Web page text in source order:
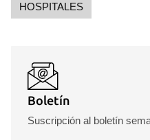
HOSPITALES
Boletín
Suscripción al boletín